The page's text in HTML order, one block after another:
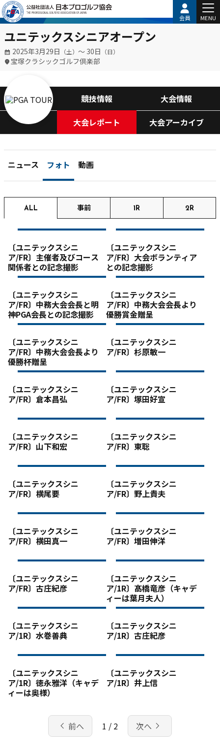
会員 MENU
ユニテックスシニアオープン
2025年3月29日 （土） 〜 30日 （日）
宝塚クラシックゴルフ倶楽部
競技情報
大会情報
大会レポート
大会アーカイブ
ニュース フォト 動画
ALL 事前 1R 2R
〔ユニテックスシニ
ア/FR〕主催者及びコース
関係者との記念撮影
〔ユニテックスシニ
ア/FR〕大会ボランティア
との記念撮影
〔ユニテックスシニ
ア/FR〕中務大会会長と明
神PGA会長との記念撮影
〔ユニテックスシニ
ア/FR〕中務大会会長より
優勝賞金贈呈
〔ユニテックスシニ
ア/FR〕中務大会会長より
優勝杯贈呈
〔ユニテックスシニ
ア/FR〕杉原敏一
〔ユニテックスシニ
ア/FR〕倉本昌弘
〔ユニテックスシニ
ア/FR〕塚田好宣
〔ユニテックスシニ
ア/FR〕山下和宏
〔ユニテックスシニ
ア/FR〕東聡
〔ユニテックスシニ
ア/FR〕横尾要
〔ユニテックスシニ
ア/FR〕野上貴夫
〔ユニテックスシニ
ア/FR〕横田真一
〔ユニテックスシニ
ア/FR〕増田伸洋
〔ユニテックスシニ
ア/FR〕古庄紀彦
〔ユニテックスシニ
ア/1R〕髙橋竜彦（キャデ
ィーは葉月夫人）
〔ユニテックスシニ
ア/1R〕水巻善典
〔ユニテックスシニ
ア/1R〕古庄紀彦
〔ユニテックスシニ
ア/1R〕徳永雅洋（キャデ
ィーは奥様）
〔ユニテックスシニ
ア/1R〕井上信
chevron_left 前へ 1 / 2 次へ navigate_next